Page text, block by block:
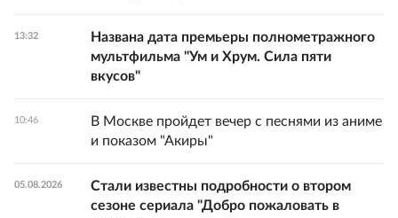
13:32
Названа дата премьеры полнометражного
мультфильма "Ум и Хрум. Сила пяти
вкусов"
10:46
В Москве пройдет вечер с песнями из аниме
и показом "Акиры"
05.08.2026
Стали известны подробности о втором
сезоне сериала "Добро пожаловать в